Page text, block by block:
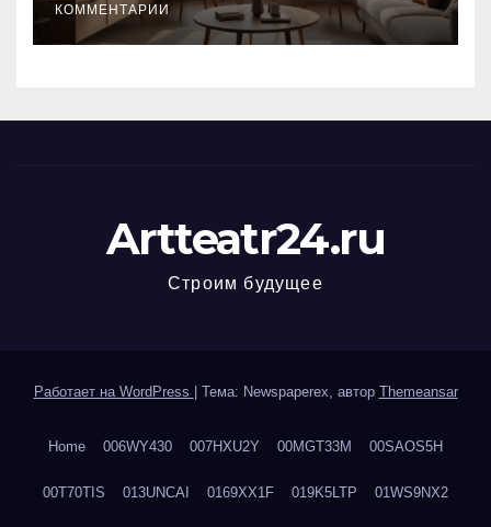
КОММЕНТАРИИ
Artteatr24.ru
Строим будущее
Работает на WordPress Тема: Newspaperex, автор Themeansar
Home 006WY430 007HXU2Y 00MGT33M 00SAOS5H
00T70TIS 013UNCAI 0169XX1F 019K5LTP 01WS9NX2